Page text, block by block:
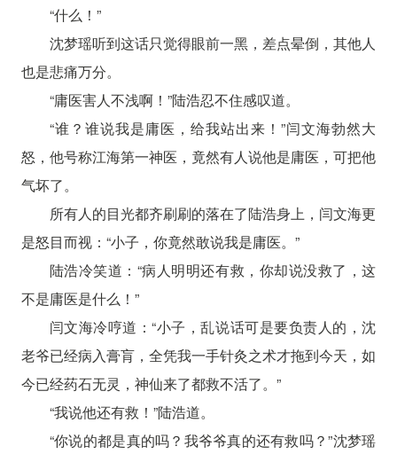
“什么！”
沈梦瑶听到这话只觉得眼前一黑，差点晕倒，其他人
也是悲痛万分。
“庸医害人不浅啊！”陆浩忍不住感叹道。
“谁？谁说我是庸医，给我站出来！”闫文海勃然大
怒，他号称江海第一神医，竟然有人说他是庸医，可把他
气坏了。
所有人的目光都齐刷刷的落在了陆浩身上，闫文海更
是怒目而视：“小子，你竟然敢说我是庸医。”
陆浩冷笑道：“病人明明还有救，你却说没救了，这
不是庸医是什么！”
闫文海冷哼道：“小子，乱说话可是要负责人的，沈
老爷已经病入膏肓，全凭我一手针灸之术才拖到今天，如
今已经药石无灵，神仙来了都救不活了。”
“我说他还有救！”陆浩道。
“你说的都是真的吗？我爷爷真的还有救吗？”沈梦瑶